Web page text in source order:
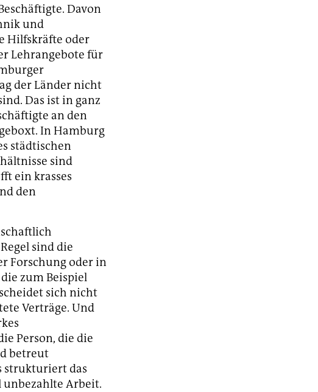
Davon
und
Hilfskräfte oder
Lehrangebote für
der Länder nicht
Das ist in ganz
an den
In Hamburg
städtischen
sind
ein krasses
den
sind die
Forschung oder in
zum Beispiel
sich nicht
Verträge. Und
Person, die die
betreut
strukturiert das
Arbeit.